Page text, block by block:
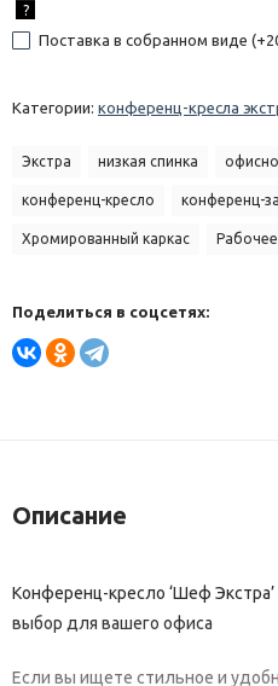
?
Поставка в собранном виде (+
Категории: конференц-кресла
Экстра низкая спинка
конференц-кресло конференц-
Хромированный каркас
Поделиться в соцсетях:
Описание
Конференц-кресло ‘Шеф
выбор для вашего офиса
Если вы ищете стильное и